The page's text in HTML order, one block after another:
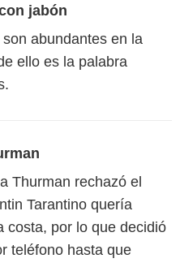
jabón
abundantes en la
ello es la palabra
Thurman rechazó el
Tarantino quería
costa, por lo que decidió
teléfono hasta que